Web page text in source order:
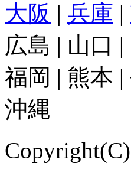
大阪 | 兵庫 |
広島 | 山口
福岡 | 熊本
沖縄